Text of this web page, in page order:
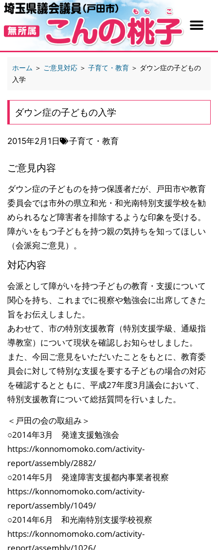
ホーム ＞ ご意見対応 ＞ 子育て・教育 ＞ ダウン症の子どもの
入学
ダウン症の子どもの入学
2015年2月1日 子育て・教育
ご意見内容
ダウン症の子どものを持つ保護者だが、戸田市や教育
委員会では市外の県立和光・和光南特別支援学校を勧
められるなど障害者を排除するような印象を受ける。
障がいをもつ子どもを持つ親の気持ちを知ってほしい
（会派宛ご意見）。
対応内容
会派として障がいを持つ子どもの教育・支援について
関心を持ち、これまでに視察や勉強会に出席してきた
旨をお伝えしました。
あわせて、市の特別支援教育（特別支援学級、通級指
導教室）について現状を確認しお知らせしました。
また、今回ご意見をいただいたことをもとに、教育委
員会に対して特別な支援を要する子どもの場合の対応
を確認するとともに、平成27年度3月議会において、
特別支援教育について総括質問を行いました。
＜戸田の会の取組み＞
○2014年3月 発達支援勉強会
https://konnomomoko.com/activity-
report/assembly/2882/
○2014年5月 発達障害支援都内事業者視察
https://konnomomoko.com/activity-
report/assembly/1049/
○2014年6月 和光南特別支援学校視察
https://konnomomoko.com/activity-
report/assembly/1026/